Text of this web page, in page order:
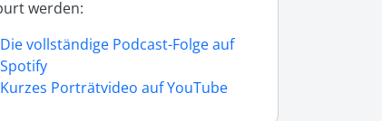
werden:
Die vollständige Podcast-Folge auf
Spotify
Kurzes Porträtvideo auf YouTube